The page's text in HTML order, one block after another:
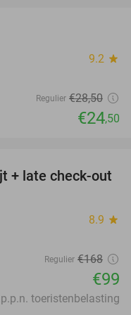
9.2 star
Regulier €28,50
€24,50
41%
+ late check-out
8.9 star
Regulier €168
€99
toeristenbelasting